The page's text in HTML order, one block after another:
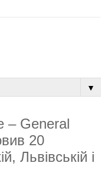
▼
– General
20
Львівській і